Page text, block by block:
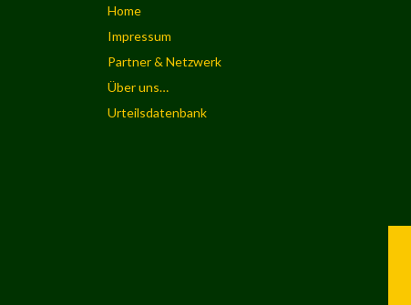
Home
Impressum
Partner & Netzwerk
Über uns…
Urteilsdatenbank